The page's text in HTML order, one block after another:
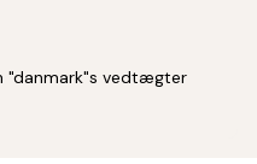
"danmark"s vedtægter